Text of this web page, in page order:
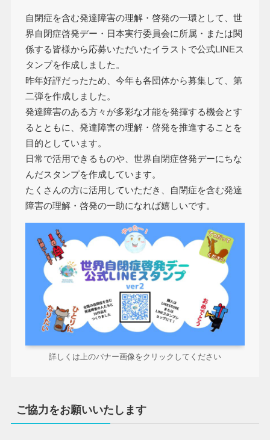
自閉症を含む発達障害の理解・啓発の一環として、世
界自閉症啓発デー・日本実行委員会に所属・または関
係する皆様から応募いただいたイラストで公式LINEス
タンプを作成しました。
昨年好評だったため、今年も各団体から募集して、第
二弾を作成しました。
発達障害のある方々が多彩な才能を発揮する機会とす
るとともに、発達障害の理解・啓発を推進することを
目的としています。
日常で活用できるものや、世界自閉症啓発デーにちな
んだスタンプを作成しています。
たくさんの方に活用していただき、自閉症を含む発達
障害の理解・啓発の一助になれば嬉しいです。
詳しくは上のバナー画像をクリックしてください
ご協力をお願いいたします